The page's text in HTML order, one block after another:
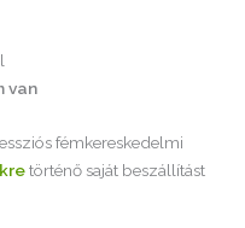
van
fémkereskedelmi
történő saját beszállítást